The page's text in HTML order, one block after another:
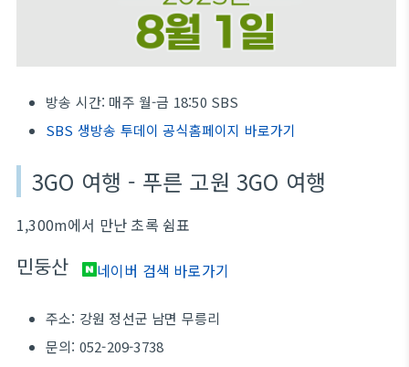
방송 시간: 매주 월-금 18:50 SBS
SBS 생방송 투데이 공식홈페이지 바로가기
3GO 여행 - 푸른 고원 3GO 여행
1,300m에서 만난 초록 쉼표
민둥산 네이버 검색 바로가기
주소: 강원 정선군 남면 무릉리
문의: 052-209-3738